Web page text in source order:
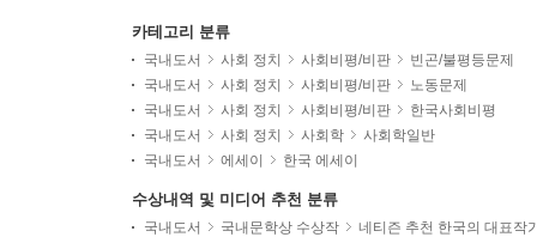
카테고리 분류
국내도서 사회 정치 사회비평/비판
빈곤/불평등문제
국내도서
사회 정치 사회비평/비판
노동문제
국내도서
사회 정치 사회비평/비판
한국사회비평
국내도서
사회 정치 사회학
사회학일반
국내도서
에세이 한국 에세이
수상내역 및 미디어 추천 분류
국내도서 국내문학상 수상작
네티즌 추천 한국의 대표작